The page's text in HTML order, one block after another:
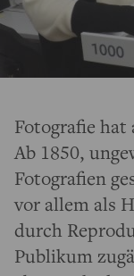
Fotografie
Ab 1850,
Fotografien
vor allem als
durch
Publikum